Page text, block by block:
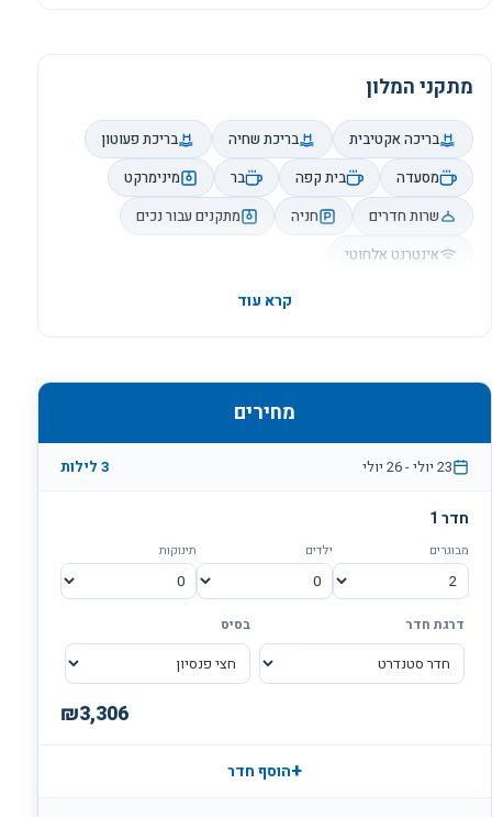
את הבוקר שלכם במלון, תתחילו בארוחת בוקר במסעדת "אננדה"
- שם, יעמוד לרשותכם מבחר של ביצים (המוכנות בדרכים
שונות), סלטים טריים, מבחר גבינות ומטבלים, מאפים שזה עתה
יצאו מהתנור ומשקאות חמים וקלים. לאורך היום, ישרת אתכם
הלובי בר, עם תפריטו החלבי ומשקאותיו המיוחדים. במלון אף
קיים אולם כנסים אשר יכול להכיל עד ל-100 מוזמנים. האולם
מתאים לאירועים פרטיים ועסקיים ומעמיד לרשות המשתמשים
בית כנסת אשר זמין בכל ימות השנה. נקודה נוספת וחשובה שיש
מגבלות, ישנה גישה נוחה עבורם לבריכת המלון ולמתקנים
מתקני המלון
בריכה אקטיבית בריכת שחיה
בריכת פעוטון
מסעדה
בית קפה בר
מינימרקט
שרות חדרים
חניה
מתקנים עבור נכים
אינטרנט אלחוטי
מחירים
23 יולי -26 יולי 3 לילות
חדר 1
מבוגרים ילדים תינוקות
דרגת חדר בסיס
₪3,306
+הוסף חדר